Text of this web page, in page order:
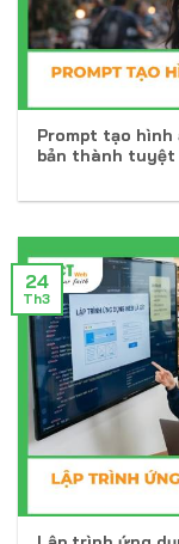
Prompt tạo hình
bản thành
24
Th3